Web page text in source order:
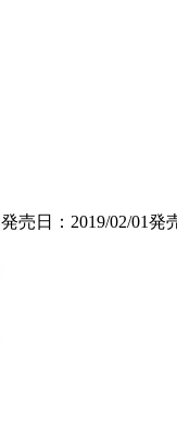
発売日：2019/02/01発